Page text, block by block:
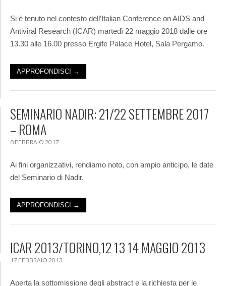
Si è tenuto nel contesto dell’Italian Conference on AIDS and
Antiviral Research (ICAR) martedì 22 maggio 2018 dalle ore
13.30 alle 16.00 presso Ergife Palace Hotel, Sala Pergamo.
APPROFONDISCI →
SEMINARIO NADIR: 21/22 SETTEMBRE 2017
– ROMA
8 FEBBRAIO 2017
Ai fini organizzativi, rendiamo noto, con ampio anticipo, le date
del Seminario di Nadir.
APPROFONDISCI →
ICAR 2013/TORINO,12 13 14 MAGGIO 2013
17 FEBBRAIO 2013
Aperta la sottomissione degli abstract e la richiesta per le